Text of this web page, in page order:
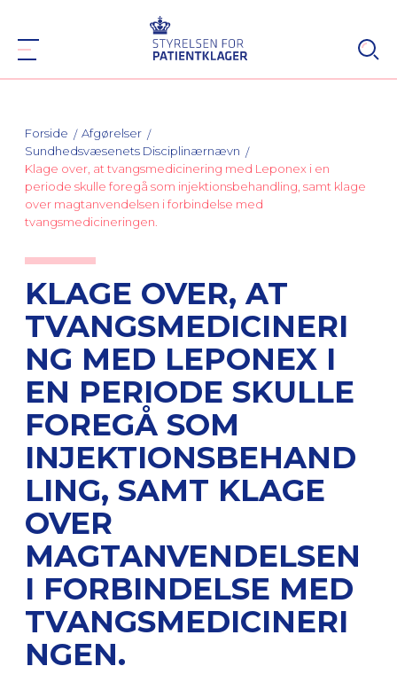
Forside
Afgørelser
Sundhedsvæsenets Disciplinærnævn
Klage over, at tvangsmedicinering med Leponex i en
periode skulle foregå som injektionsbehandling, samt klage
over magtanvendelsen i forbindelse med
tvangsmedicineringen.
KLAGE OVER, AT
TVANGSMEDICINERI
NG MED LEPONEX I
EN PERIODE SKULLE
FOREGÅ SOM
INJEKTIONSBEHAND
LING, SAMT KLAGE
OVER
MAGTANVENDELSEN
I FORBINDELSE MED
TVANGSMEDICINERI
NGEN.